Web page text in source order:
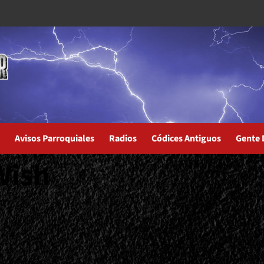
Avisos Parroquiales Radios Códices Antiguos Gente